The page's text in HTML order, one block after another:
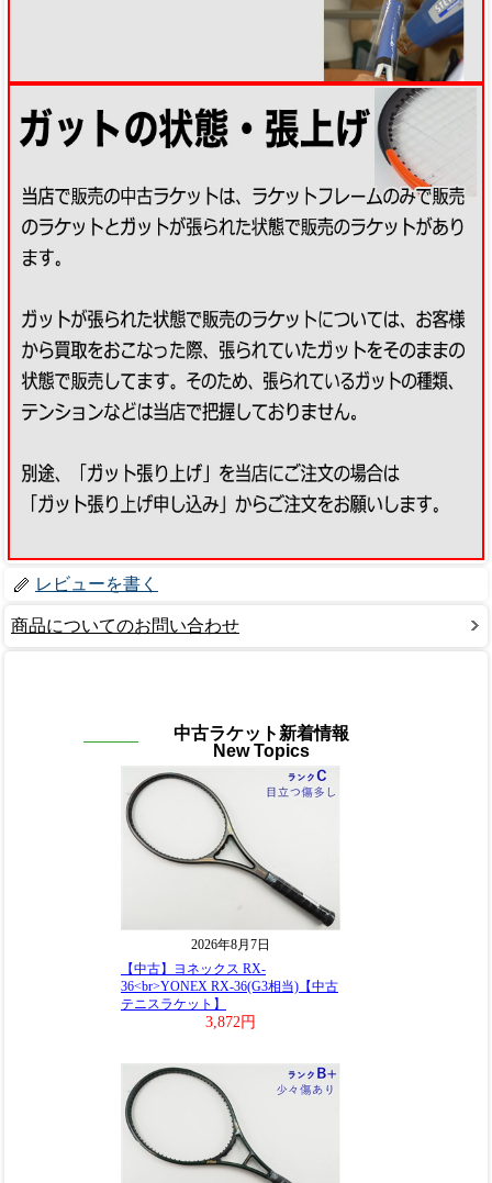
レビューを書く
商品についてのお問い合わせ
中古ラケット新着情報
New Topics